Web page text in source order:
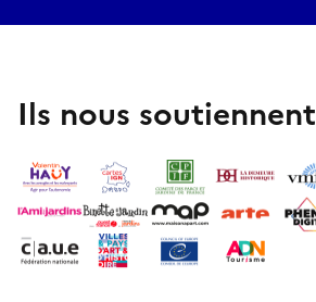
Ils nous soutiennent